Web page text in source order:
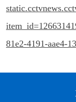
81e2-4191-aae4-